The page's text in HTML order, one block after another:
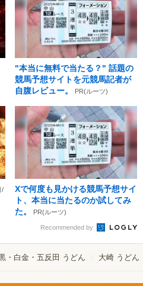
"本当に無料で当たる？" 話題の
競馬予想サイトを元競馬記者が
自腹レビュー。
PR(ルーツ)
/
Xで何度も見かける競馬予想サイ
ト、本当に当たるのか試してみ
た。
PR(ルーツ)
Recommended by
・白金・五反田 うどん 大崎 うどん